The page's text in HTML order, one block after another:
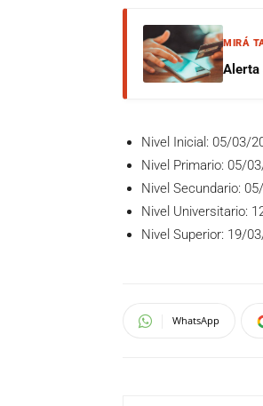
MIRÁ
Alerta
Nivel Inicial: 05/03/
Nivel Primario: 05/
Nivel Secundario:
Nivel Universitario:
Nivel Superior: 19/
WhatsApp